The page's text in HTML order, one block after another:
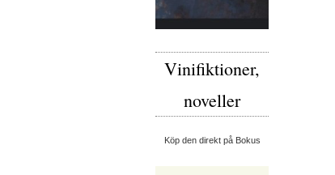
Vinifiktioner,
noveller
Köp den direkt på Bokus